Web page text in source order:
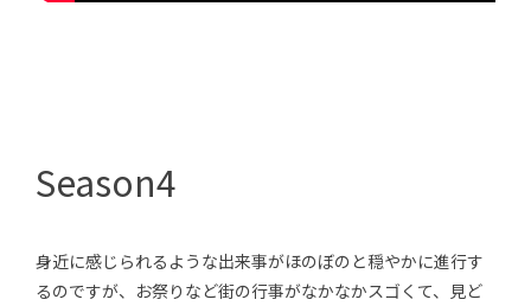
Season4
身近に感じられるような出来事がほのぼのと穏やかに進行す
るのですが、お祭りなど街の行事がなかなかスゴくて、見ど